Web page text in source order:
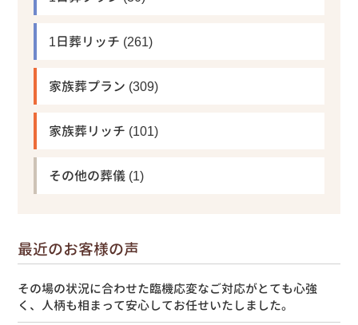
1日葬リッチ (261)
家族葬プラン (309)
家族葬リッチ (101)
その他の葬儀 (1)
最近のお客様の声
その場の状況に合わせた臨機応変なご対応がとても心強
く、人柄も相まって安心してお任せいたしました。